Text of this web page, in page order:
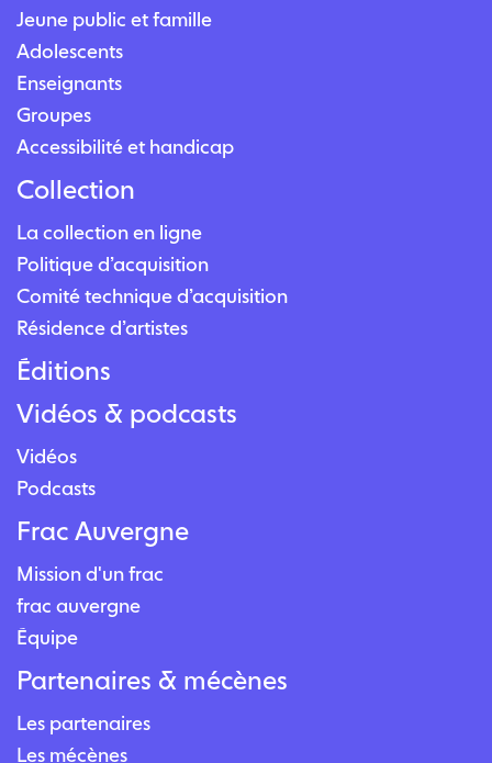
Jeune public et famille
Adolescents
Enseignants
Groupes
Accessibilité et handicap
Collection
La collection en ligne
Politique d’acquisition
Comité technique d’acquisition
Résidence d’artistes
Éditions
Vidéos & podcasts
Vidéos
Podcasts
Frac Auvergne
Mission d'un frac
frac auvergne
Équipe
Partenaires & mécènes
Les partenaires
Les mécènes